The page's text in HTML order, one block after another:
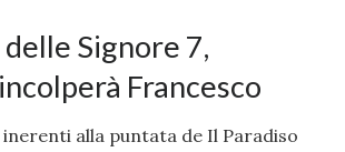
Signore 7,
Francesco
alla puntata de Il Paradiso